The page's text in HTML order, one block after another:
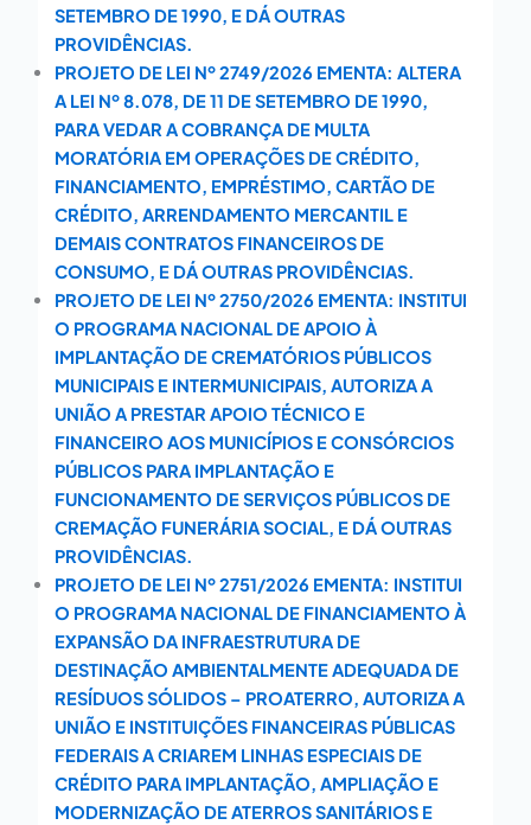
SETEMBRO DE 1990, E DÁ OUTRAS
PROVIDÊNCIAS.
PROJETO DE LEI Nº 2749/2026 EMENTA: ALTERA
A LEI Nº 8.078, DE 11 DE SETEMBRO DE 1990,
PARA VEDAR A COBRANÇA DE MULTA
MORATÓRIA EM OPERAÇÕES DE CRÉDITO,
FINANCIAMENTO, EMPRÉSTIMO, CARTÃO DE
CRÉDITO, ARRENDAMENTO MERCANTIL E
DEMAIS CONTRATOS FINANCEIROS DE
CONSUMO, E DÁ OUTRAS PROVIDÊNCIAS.
PROJETO DE LEI Nº 2750/2026 EMENTA: INSTITUI
O PROGRAMA NACIONAL DE APOIO À
IMPLANTAÇÃO DE CREMATÓRIOS PÚBLICOS
MUNICIPAIS E INTERMUNICIPAIS, AUTORIZA A
UNIÃO A PRESTAR APOIO TÉCNICO E
FINANCEIRO AOS MUNICÍPIOS E CONSÓRCIOS
PÚBLICOS PARA IMPLANTAÇÃO E
FUNCIONAMENTO DE SERVIÇOS PÚBLICOS DE
CREMAÇÃO FUNERÁRIA SOCIAL, E DÁ OUTRAS
PROVIDÊNCIAS.
PROJETO DE LEI Nº 2751/2026 EMENTA: INSTITUI
O PROGRAMA NACIONAL DE FINANCIAMENTO À
EXPANSÃO DA INFRAESTRUTURA DE
DESTINAÇÃO AMBIENTALMENTE ADEQUADA DE
RESÍDUOS SÓLIDOS – PROATERRO, AUTORIZA A
UNIÃO E INSTITUIÇÕES FINANCEIRAS PÚBLICAS
FEDERAIS A CRIAREM LINHAS ESPECIAIS DE
CRÉDITO PARA IMPLANTAÇÃO, AMPLIAÇÃO E
MODERNIZAÇÃO DE ATERROS SANITÁRIOS E